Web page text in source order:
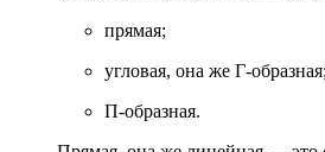
прямая;
угловая, она же Г-образная;
П-образная.